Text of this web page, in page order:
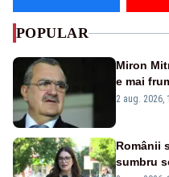
POPULAR
Miron
e mai
țipă mai
2 aug. 2026,
Românii
sumbru